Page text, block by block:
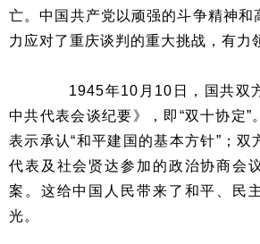
亡。中国共产党以顽强的斗争精神和
力应对了重庆谈判的重大挑战，有力
1945年10月10日，国共双
中共代表会谈纪要》，即“双十协定”
表示承认“和平建国的基本方针”；双
代表及社会贤达参加的政治协商会
案。这给中国人民带来了和平、民
光。